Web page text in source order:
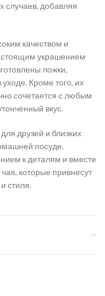
случаев, добавляя
качеством и
украшением
ложки,
уходе. Кроме того, их
сочетается с любым
вкус.
друзей и близких
посуде.
к деталям и вместе
которые привнесут
стиля.